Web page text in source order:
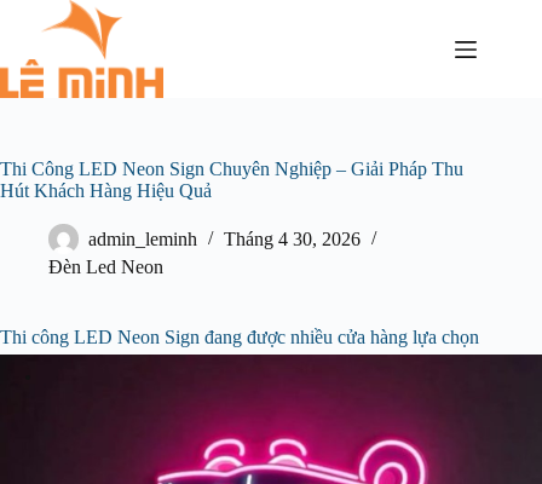
Thi Công LED Neon Sign Chuyên Nghiệp – Giải Pháp Thu
Hút Khách Hàng Hiệu Quả
admin_leminh
Tháng 4 30, 2026
Đèn Led Neon
Thi công LED Neon Sign đang được nhiều cửa hàng lựa chọn